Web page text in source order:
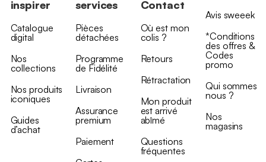
inspirer
Catalogue
digital
Nos
collections
Nos produits
iconiques
Guides
d’achat
services
Pièces
détachées
Programme
de Fidélité
Livraison
Assurance
premium
Paiement
Contact
Où est mon
colis ?
Retours
Rétractation
Mon produit
est arrivé
abîmé
Questions
fréquentes
Avis sweeek
*Conditions
des offres &
Codes
promo
Qui sommes
nous ?
Nos
magasins